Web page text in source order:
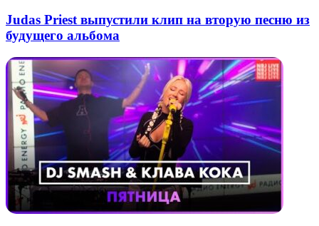
Judas Priest выпустили клип на вторую песню из
будущего альбома